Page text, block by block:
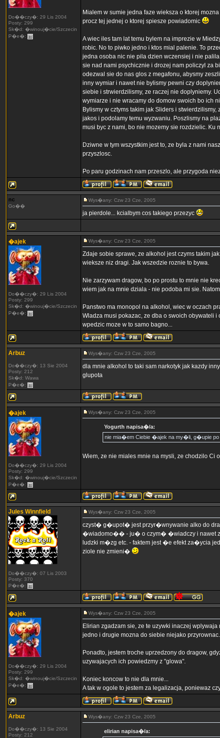
Do��czy�: 29 Lis 2004
Posty: 299
Sk�d: �winouj�cie/Szczecin
P�e�:
Mialem w sumie jedna faze wieksza o ktorej
procz tej jednej o ktorej spiesze powiadomic
A wiec iles tam lat temu bylem na imprezie w
robic. No to piwko jedno i ktos mial palenie. To
jedna osoba nic nie pila dzien wczensiej i nie
sie nad nami psychicznie i drozej nam policzyl za
odezwal sie do nas glos z megafonu, abysmy
inny wymiar i nawet nie bylismy pewni czy
siebie i strwierdzilismy, ze raczej nie doplyniemy.
wymiarze i nie wracamy do domow swoich bo ich
Bylismy w cztyms takim jak Sliders i
jakos i podolamy temu wyzwaniu. Poszlismy na
musi byc z nami, bo nie mozemy sie rozdzielic.
Dziwne w tym wszystkim jest to, ze byla z nami
przyszlosc.
Po paru godzinach nam przeszlo, ale przygoda
nc
Go��
Wys�any: Czw 23 Cze, 2005
ja pierdole... kcialbym cos takiego przezyc
�ajek
Do��czy�: 29 Lis 2004
Posty: 299
Sk�d: �winouj�cie/Szczecin
P�e�:
Wys�any: Czw 23 Cze, 2005
Zdaje sobie sprawe, ze alkohol jest czyms takim
wieksze niz dragi. Jak wszedzie roznie to bywa.
Nie zarzywam dragow, bo po prostu to mnie nie
wiem jak na mnie dziala - nie podoba mi sie.
Panstwo ma monopol na alkohol, wiec w oczach
Wladza musi pokazac, ze dba o swoich obywateli
wpedzic moze w to samo bagno...
Arbuz
Do��czy�: 13 Sie 2004
Posty: 212
Sk�d: Wawa
P�e�:
Wys�any: Czw 23 Cze, 2005
dla mnie alkohol to taki sam narkotyk jak kazdy
glupota
�ajek
Do��czy�: 29 Lis 2004
Posty: 299
Sk�d: �winouj�cie/Szczecin
P�e�:
Wys�any: Czw 23 Cze, 2005
Yogurth napisa�/a:
nie mia�em Ciebie �ajek na my�li, g�upie
Wiem, ze nie miales mnie na mysli, ze chodzilo
Jules Winnfield
Do��czy�: 07 Lis 2003
Posty: 370
P�e�:
Wys�any: Czw 23 Cze, 2005
czyst� g�upot� jest przyr�wnywanie alko do
�wiadomo�� - ju� o czym� �wiadczy i nawet
ludzki m�zg etc. - faktem jest �e efekt za�ycia
ziole nie zmieni�
�ajek
Do��czy�: 29 Lis 2004
Posty: 299
Sk�d: �winouj�cie/Szczecin
P�e�:
Wys�any: Czw 23 Cze, 2005
Elirian zgadzam sie, ze te uzywki inaczej
jedno i drugie mozna do siebie niejako przyrownac.
Ponadto, jestem troche uprzedzony do dragow,
uzywajacych ich powiedzmy z "glowa".
Koniec koncow to nie dla mnie...
A tak w ogole to jestem za legalizacja, poniewaz
Arbuz
Do��czy�: 13 Sie 2004
Posty: 212
Wys�any: Czw 23 Cze, 2005
elirian napisa�/a: